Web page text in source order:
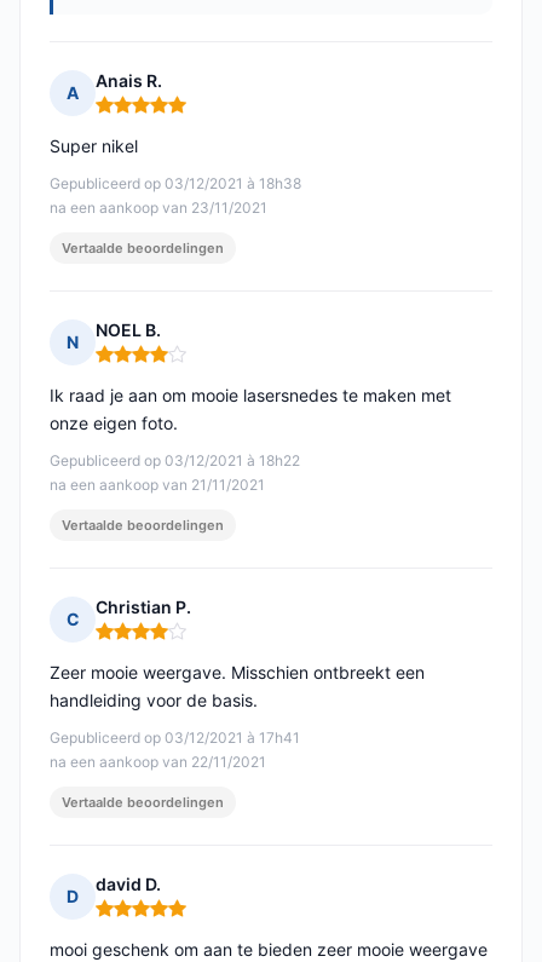
A
Anais R.
Opmerking: 5 van 5
Gepubliceerd op 03/12/2021 à 18h38
na een aankoop van 23/11/2021
Super nikel
Vertaalde beoordelingen
N
NOEL B.
Opmerking: 4 van 5
Gepubliceerd op 03/12/2021 à 18h22
na een aankoop van 21/11/2021
Ik raad je aan om mooie lasersnedes te maken met
onze eigen foto.
Vertaalde beoordelingen
C
Christian P.
Opmerking: 4 van 5
Gepubliceerd op 03/12/2021 à 17h41
na een aankoop van 22/11/2021
Zeer mooie weergave. Misschien ontbreekt een
handleiding voor de basis.
Vertaalde beoordelingen
D
david D.
Opmerking: 5 van 5
mooi geschenk om aan te bieden zeer mooie weergave